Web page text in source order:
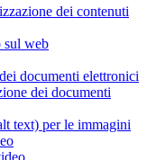
dei contenuti
sul web
documenti elettronici
dei documenti
text) per le immagini